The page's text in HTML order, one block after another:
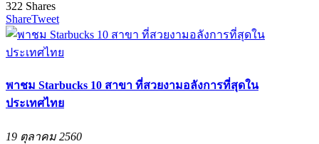
322 Shares
ShareTweet
พาชม Starbucks 10 สาขา ที่สวยงามอลังการที่สุดใน
ประเทศไทย
19 ตุลาคม 2560